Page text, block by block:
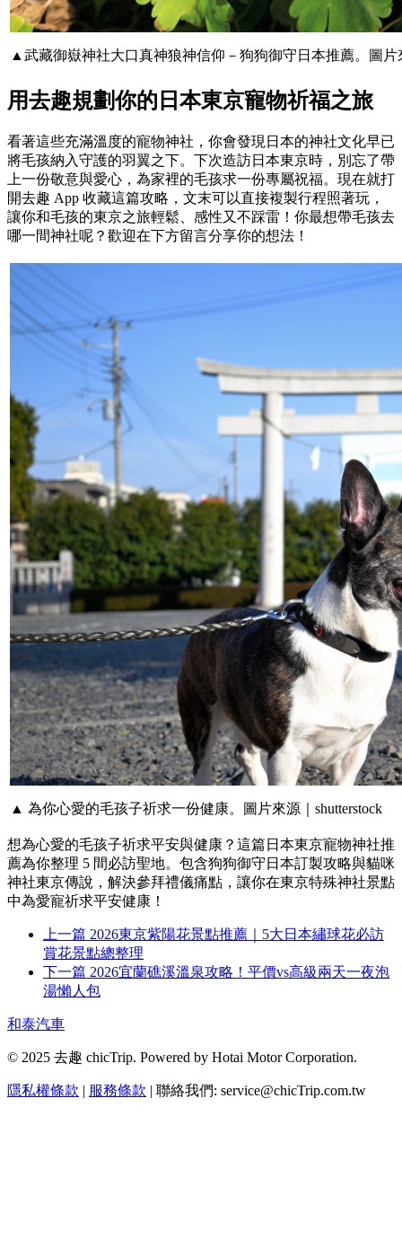
▲武藏御嶽神社大口真神狼神信仰－狗狗御守日本推薦。圖
用去趣規劃你的日本東京寵物祈福之旅
看著這些充滿溫度的寵物神社，你會發現日本的神社文化早已
將毛孩納入守護的羽翼之下。下次造訪日本東京時，別忘了帶
上一份敬意與愛心，為家裡的毛孩求一份專屬祝福。現在就打
開去趣 App 收藏這篇攻略，文末可以直接複製行程照著玩，
讓你和毛孩的東京之旅輕鬆、感性又不踩雷！你最想帶毛孩去
哪一間神社呢？歡迎在下方留言分享你的想法！
▲ 為你心愛的毛孩子祈求一份健康。圖片來源｜shutterstock
想為心愛的毛孩子祈求平安與健康？這篇日本東京寵物神社推
薦為你整理 5 間必訪聖地。包含狗狗御守日本訂製攻略與貓咪
神社東京傳說，解決參拜禮儀痛點，讓你在東京特殊神社景點
中為愛寵祈求平安健康！
上一篇 2026東京紫陽花景點推薦｜5大日本繡球花必訪
賞花景點總整理
下一篇 2026宜蘭礁溪溫泉攻略！平價vs高級兩天一夜泡
湯懶人包
和泰汽車
© 2025 去趣 chicTrip. Powered by Hotai Motor Corporation.
隱私權條款 | 服務條款 | 聯絡我們: service@chicTrip.com.tw